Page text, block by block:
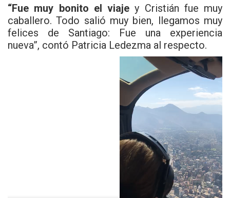
“Fue muy bonito el viaje y Cristián fue muy
caballero. Todo salió muy bien, llegamos muy
felices de Santiago: Fue una experiencia
nueva”, contó Patricia Ledezma al respecto.